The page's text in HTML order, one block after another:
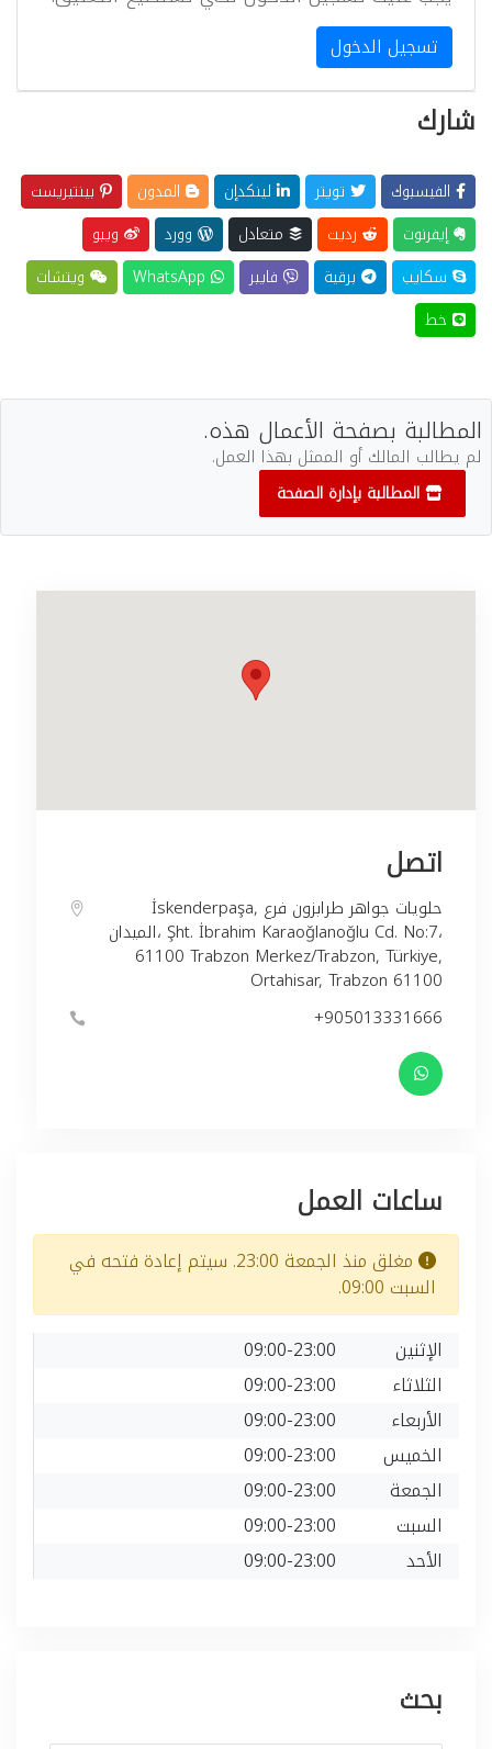
تسجيل الدخول
شارك
الفيسبوك تويتر لينكدإن المدون
بينتيريست
إيفرنوت
رديت متعادل وورد
ويبو
سكايب
برقية فايبر
ويتشات
خط
المطالبة بصفحة الأعمال هذه.
لم يطالب المالك أو الممثل بهذا العمل.
المطالبة بإدارة الصفحة
اتصل
İskenderpaşa, حلويات جواهر طرابزون فرع
الميدان، Şht. İbrahim Karaoğlanoğlu Cd. No:7،
61100 Trabzon Merkez/Trabzon, Türkiye,
Ortahisar, Trabzon 61100
+905013331666
ساعات العمل
مغلق منذ الجمعة 23:00. سيتم إعادة فتحه في
السبت 09:00.
الإثنين
09:00-23:00
الثلاثاء
09:00-23:00
الأربعاء
09:00-23:00
الخميس
09:00-23:00
الجمعة
09:00-23:00
السبت
09:00-23:00
الأحد
09:00-23:00
بحث